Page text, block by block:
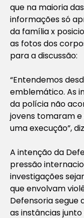
que na maioria
informações só
da família x
as fotos dos
para a discussão:
“Entendemos
emblemático. As
da polícia não
jovens tomaram
uma execução”,
A intenção da
pressão
investigações
que envolvam
Defensoria segue
as instâncias